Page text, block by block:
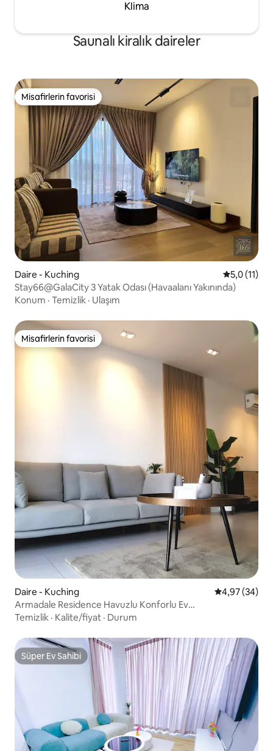
Klima
Saunalı kiralık daireler
Misafirlerin favorisi
Misafirlerin favorisi
Daire - Kuching 55,0 (11)
Stay66@GalaCity 3 Yatak Odası (Havaalanı Yakınında)
Konum · Temizlik · Ulaşım
Misafirlerin favorisi
Misafirlerin favorisi
Daire - Kuching 5 üzerinden
4,97 (34)
Armadale Residence Havuzlu Konforlu Ev
Konaklaması@Galacity
Temizlik · Kalite/fiyat · Durum
Süper Ev Sahibi
Süper Ev Sahibi